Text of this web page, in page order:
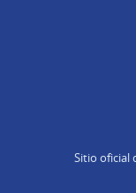
Sitio oficial